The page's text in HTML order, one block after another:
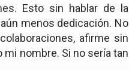
Esto sin hablar de la
menos dedicación. No
afirme sin
mi nombre. Si no sería tan